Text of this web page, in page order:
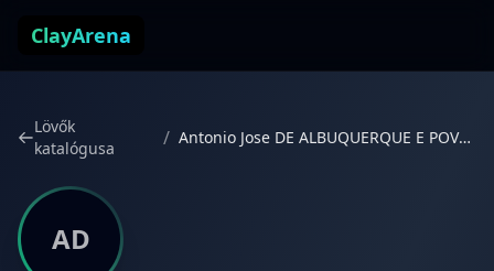
ClayArena
Lövők
katalógusa
/ Antonio Jose DE ALBUQUERQUE E POVOAS
AD